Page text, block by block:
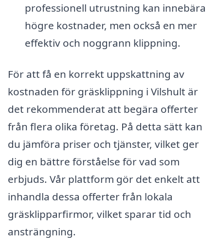
professionell utrustning kan innebära
högre kostnader, men också en mer
effektiv och noggrann klippning.
För att få en korrekt uppskattning av
kostnaden för gräsklippning i Vilshult är
det rekommenderat att begära offerter
från flera olika företag. På detta sätt kan
du jämföra priser och tjänster, vilket ger
dig en bättre förståelse för vad som
erbjuds. Vår plattform gör det enkelt att
inhandla dessa offerter från lokala
gräsklipparfirmor, vilket sparar tid och
ansträngning.